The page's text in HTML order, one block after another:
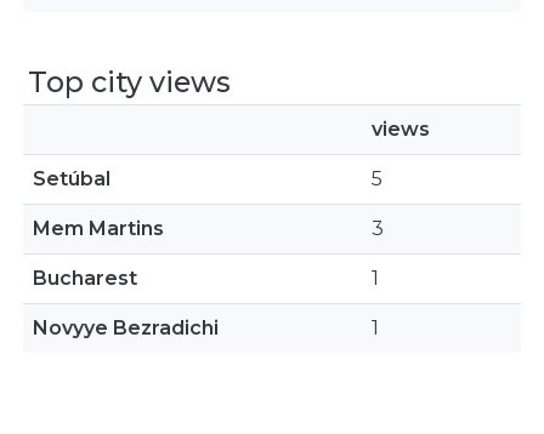
Top city views
views
Setúbal 5
Mem Martins 3
Bucharest 1
Novyye Bezradichi 1